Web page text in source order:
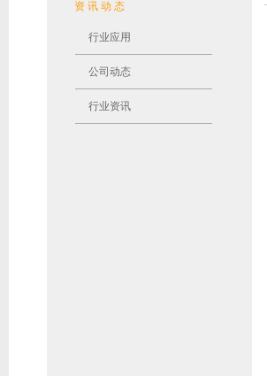
资讯动态
行业应用
公司动态
行业资讯